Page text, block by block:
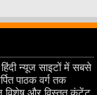
न्यूज साइटों में सबसे
पाठक वर्ग तक